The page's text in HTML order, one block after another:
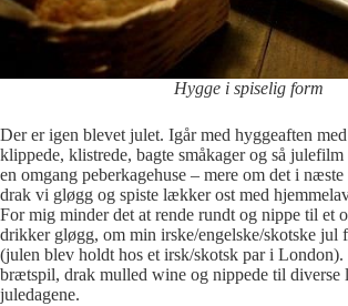
Hygge i spiselig form
Der er igen blevet julet. Igår med hyggeaften
klippede, klistrede, bagte småkager og så
en omgang peberkagehuse – mere om det i
drak vi gløgg og spiste lækker ost med
For mig minder det at rende rundt og nippe til et
drikker gløgg, om min irske/engelske/skotske jul
(julen blev holdt hos et irsk/skotsk par i
brætspil, drak mulled wine og nippede til
juledagene.